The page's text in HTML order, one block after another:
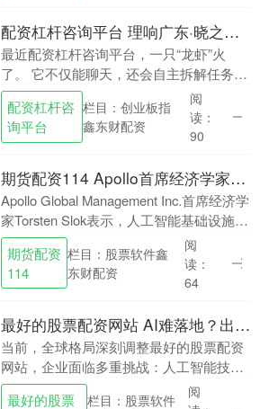
配资杠杆咨询平台 理响广东·晓之以理②｜AI当道，为什么更要强调“投资于人”？
最近配资杠杆咨询平台，一只“龙虾”火
了。 它不仅能聊天，还会自主拆解任务、
调用工具、执行流程，能极大提高工作效
率，因此掀起了一股全民“养虾热”。 过去
一年，从大....
配资杠杆咨
询平台
栏目：创业板指
鑫东财配资
阅
读：
90
期货配资114 Apollo首席经济学家称AI热潮将浇灭美联储新任主席沃什快速降息的希望
Apollo Global Management Inc.首席经济学
家Torsten Slok表示，人工智能基础设施建
设在初期将推高通胀期货配资114，这将
使新....
期货配资
114
栏目：股票软件鑫
东财配资
阅
读：
64
最好的股票配资网站 AI难落地？出海老踩坑？这场论坛告诉你怎么破
当前，全球格局深刻调整最好的股票配资
网站，企业面临多重挑战：人工智能技术
快速迭代，如何实现核心软硬件自主可
最好的股票
栏目：股票软件
阅